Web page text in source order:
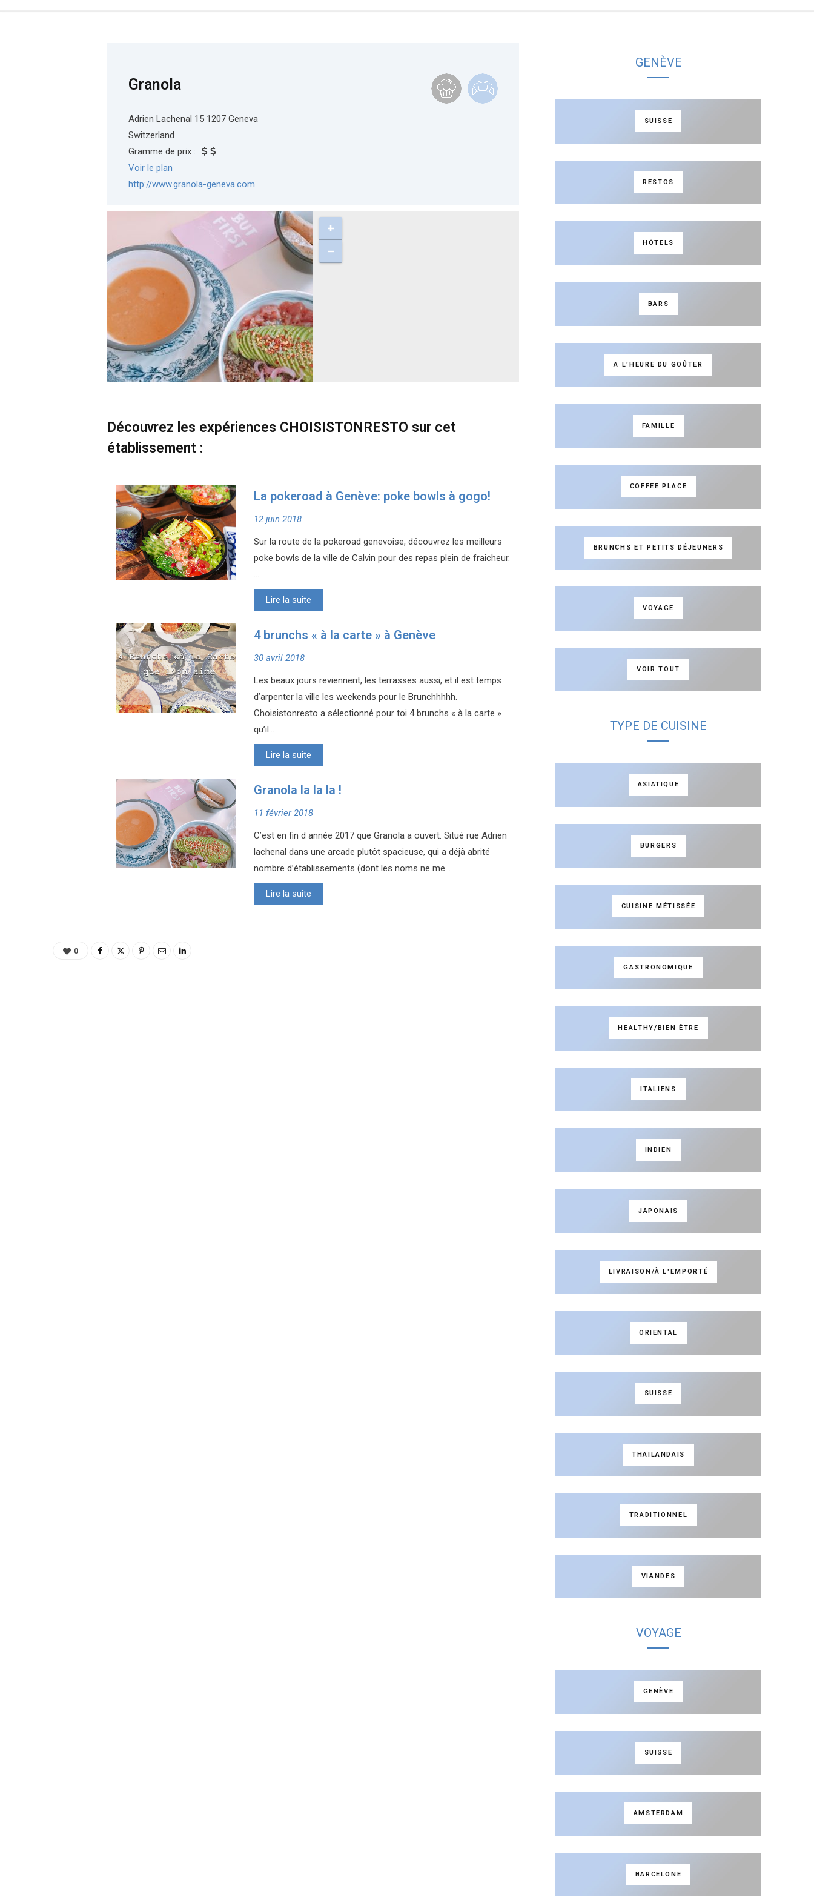
Granola
Adrien Lachenal 15 1207 Geneva
Switzerland
Gramme de prix :
Voir le plan
http://www.granola-geneva.com
Découvrez les expériences CHOISISTONRESTO sur cet
établissement :
La pokeroad à Genève: poke bowls à gogo!
12 juin 2018
Sur la route de la pokeroad genevoise, découvrez les meilleurs
poke bowls de la ville de Calvin pour des repas plein de fraicheur.
Lire la suite
4 brunchs « à la carte » à Genève
30 avril 2018
Les beaux jours reviennent, les terrasses aussi, et il est temps
d’arpenter la ville les weekends pour le Brunchhhhh.
Choisistonresto a sélectionné pour toi 4 brunchs « à la carte »
qu’il...
Lire la suite
Granola la la la !
11 février 2018
C’est en fin d année 2017 que Granola a ouvert. Situé rue Adrien
lachenal dans une arcade plutôt spacieuse, qui a déjà abrité
nombre d’établissements (dont les noms ne me...
Lire la suite
0
GENÈVE
SUISSE
RESTOS
HÔTELS
BARS
A L'HEURE DU GOÛTER
FAMILLE
COFFEE PLACE
BRUNCHS ET PETITS DÉJEUNERS
VOYAGE
VOIR TOUT
TYPE DE CUISINE
ASIATIQUE
BURGERS
CUISINE MÉTISSÉE
GASTRONOMIQUE
HEALTHY/BIEN ÊTRE
ITALIENS
INDIEN
JAPONAIS
LIVRAISON/À L'EMPORTÉ
ORIENTAL
SUISSE
THAILANDAIS
TRADITIONNEL
VIANDES
VOYAGE
GENÈVE
SUISSE
AMSTERDAM
BARCELONE